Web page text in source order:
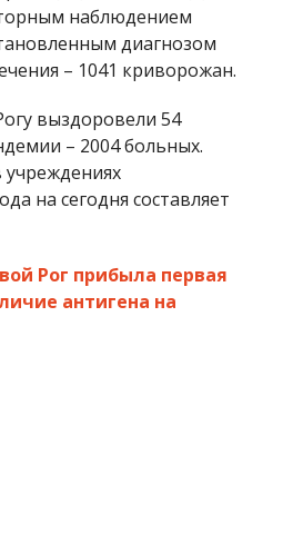
наблюдением
диагнозом
– 1041 криворожан.
выздоровели 54
– 2004 больных.
учреждениях
на сегодня составляет
Рог прибыла первая
антигена на